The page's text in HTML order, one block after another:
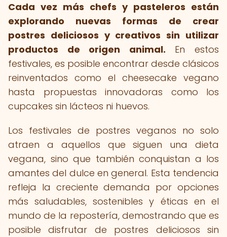
Cada vez más chefs y pasteleros están
explorando nuevas formas de crear
postres deliciosos y creativos sin utilizar
productos de origen animal. En estos
festivales, es posible encontrar desde clásicos
reinventados como el cheesecake vegano
hasta propuestas innovadoras como los
cupcakes sin lácteos ni huevos.
Los festivales de postres veganos no solo
atraen a aquellos que siguen una dieta
vegana, sino que también conquistan a los
amantes del dulce en general. Esta tendencia
refleja la creciente demanda por opciones
más saludables, sostenibles y éticas en el
mundo de la repostería, demostrando que es
posible disfrutar de postres deliciosos sin